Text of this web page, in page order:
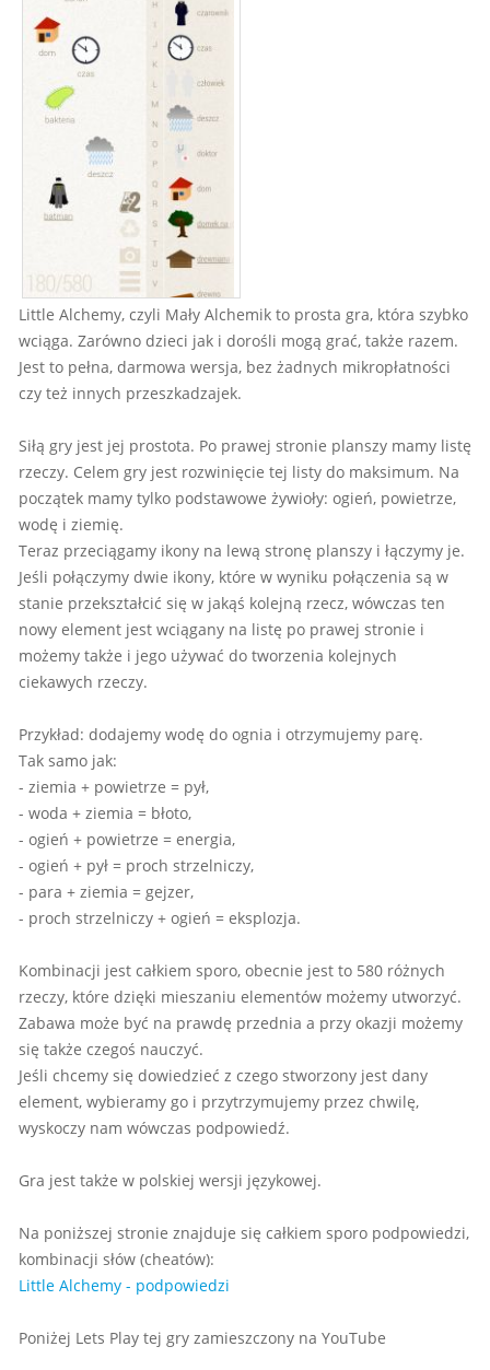
Little Alchemy, czyli Mały Alchemik to prosta gra, która szybko
wciąga. Zarówno dzieci jak i dorośli mogą grać, także razem.
Jest to pełna, darmowa wersja, bez żadnych mikropłatności
czy też innych przeszkadzajek.
Siłą gry jest jej prostota. Po prawej stronie planszy mamy listę
rzeczy. Celem gry jest rozwinięcie tej listy do maksimum. Na
początek mamy tylko podstawowe żywioły: ogień, powietrze,
wodę i ziemię.
Teraz przeciągamy ikony na lewą stronę planszy i łączymy je.
Jeśli połączymy dwie ikony, które w wyniku połączenia są w
stanie przekształcić się w jakąś kolejną rzecz, wówczas ten
nowy element jest wciągany na listę po prawej stronie i
możemy także i jego używać do tworzenia kolejnych
ciekawych rzeczy.
Przykład: dodajemy wodę do ognia i otrzymujemy parę.
Tak samo jak:
- ziemia + powietrze = pył,
- woda + ziemia = błoto,
- ogień + powietrze = energia,
- ogień + pył = proch strzelniczy,
- para + ziemia = gejzer,
- proch strzelniczy + ogień = eksplozja.
Kombinacji jest całkiem sporo, obecnie jest to 580 różnych
rzeczy, które dzięki mieszaniu elementów możemy utworzyć.
Zabawa może być na prawdę przednia a przy okazji możemy
się także czegoś nauczyć.
Jeśli chcemy się dowiedzieć z czego stworzony jest dany
element, wybieramy go i przytrzymujemy przez chwilę,
wyskoczy nam wówczas podpowiedź.
Gra jest także w polskiej wersji językowej.
Na poniższej stronie znajduje się całkiem sporo podpowiedzi,
kombinacji słów (cheatów):
Little Alchemy - podpowiedzi
Poniżej Lets Play tej gry zamieszczony na YouTube